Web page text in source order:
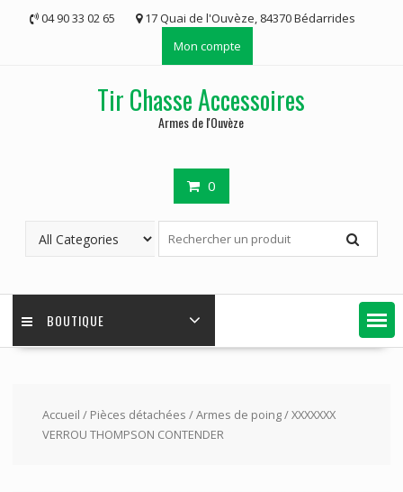
04 90 33 02 65
17 Quai de l'Ouvèze, 84370 Bédarrides
Mon compte
Tir Chasse Accessoires
Armes de l'Ouvèze
0
BOUTIQUE
Accueil / Pièces détachées /Armes de poing/ XXXXXXX
VERROU THOMPSON CONTENDER